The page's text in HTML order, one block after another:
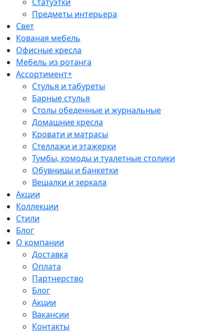
Предметы интерьера
Свет
Кованая мебель
Офисные кресла
Мебель из ротанга
Ассортимент+
Стулья и табуреты
Барные стулья
Столы обеденные и журнальные
Домашние кресла
Кровати и матрасы
Стеллажи и этажерки
Тумбы, комоды и туалетные столики
Обувницы и банкетки
Вешалки и зеркала
Акции
Коллекции
Стили
Блог
О компании
Доставка
Оплата
Партнерство
Блог
Акции
Вакансии
Контакты